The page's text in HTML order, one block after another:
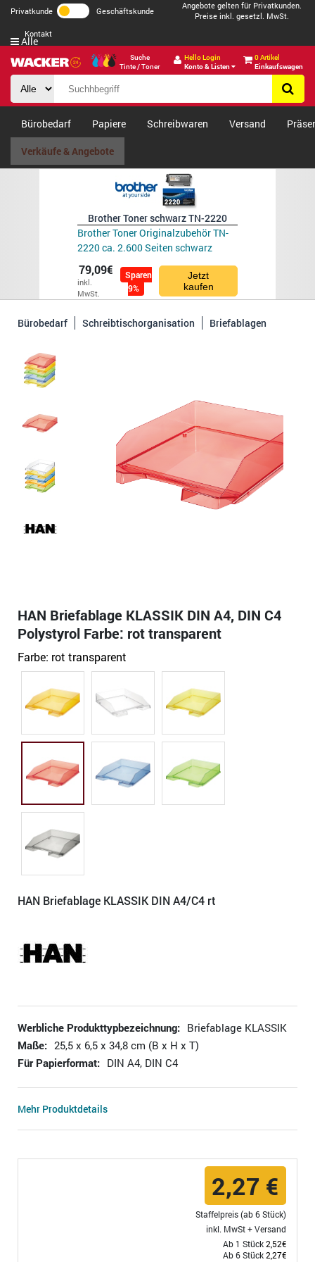
Privatkunde Geschäftskunde
Angebote gelten für Privatkunden.
Preise inkl. gesetzl. MwSt.
Kontakt
Suche
Tinte / Toner
Hello Login
Konto & Listen
0 Artikel
Einkaufswagen
Alle
Bürobedarf Papiere Schreibwaren Versand
Verkäufe & Angebote
Brother Toner schwarz TN-2220
Brother Toner Originalzubehör TN-
2220 ca. 2.600 Seiten schwarz
79,09€
inkl.
MwSt.
Sparen
9%
Jetzt
kaufen
Bürobedarf Schreibtischorganisation Briefablagen
HAN Briefablage KLASSIK DIN A4, DIN C4
Polystyrol Farbe: rot transparent
Farbe: rot transparent
HAN Briefablage KLASSIK DIN A4/C4 rt
Werbliche Produkttypbezeichnung: Briefablage KLASSIK
Maße: 25,5 x 6,5 x 34,8 cm (B x H x T)
Für Papierformat: DIN A4, DIN C4
Mehr Produktdetails
2,27 €
Staffelpreis (ab 6 Stück)
inkl. MwSt +Versand
Ab 1 Stück2,52€
Ab 6 Stück2,27€